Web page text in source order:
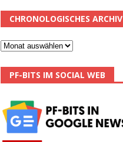
CHRONOLOGISCHES ARCHIV
PF-BITS IM SOCIAL WEB